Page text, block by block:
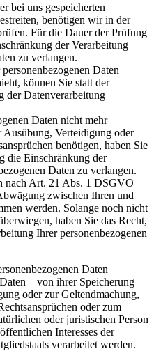
bei uns gespeicherten
benötigen wir in der
Für die Dauer der Prüfung
der Verarbeitung
zu verlangen.
Daten
können Sie statt der
der Datenverarbeitung
Daten nicht mehr
Ausübung, Verteidigung oder
benötigen, haben Sie
die Einschränkung der
Daten zu verlangen.
nach Art. 21 Abs. 1 DSGVO
zwischen Ihren und
werden. Solange noch nicht
haben Sie das Recht,
Ihrer personenbezogenen
Daten
– von ihrer Speicherung
oder zur Geltendmachung,
oder zum
oder juristischen Person
Interesses der
verarbeitet werden.